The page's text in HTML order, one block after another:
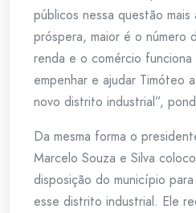
públicos nessa questão
próspera, maior é o número
renda e o comércio funciona
empenhar e ajudar Timóteo
novo distrito industrial”,
Da mesma forma o
Marcelo Souza e Silva
disposição do município
esse distrito industrial. Ele